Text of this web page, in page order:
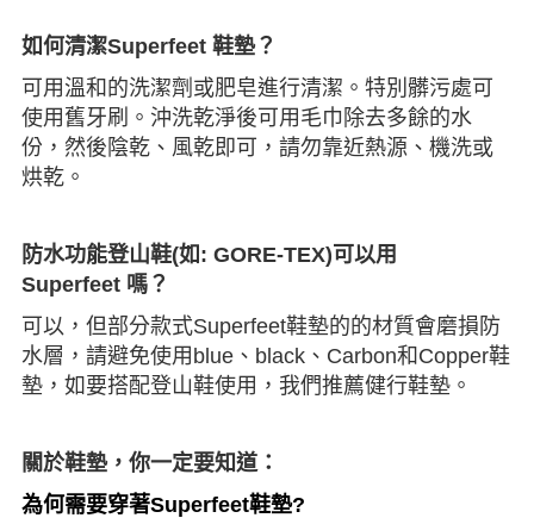
如何清潔Superfeet 鞋墊？
可用溫和的洗潔劑或肥皂進行清潔。特別髒污處可
使用舊牙刷。沖洗乾淨後可用毛巾除去多餘的水
份，然後陰乾、風乾即可，請勿靠近熱源、機洗或
烘乾。
防水功能登山鞋(如: GORE-TEX)可以用
Superfeet 嗎？
可以，但部分款式Superfeet鞋墊的的材質會磨損防
水層，請避免使用blue、black、Carbon和Copper鞋
墊，如要搭配登山鞋使用，我們推薦健行鞋墊。
關於鞋墊，你一定要知道：
為何需要穿著Superfeet鞋墊?